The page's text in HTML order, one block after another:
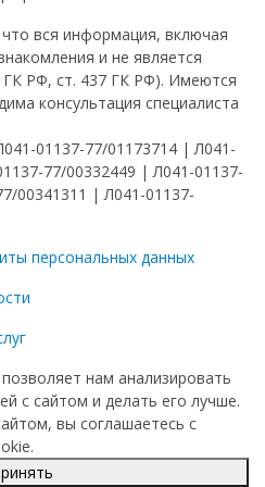
вся информация, включая
и не является
ГК РФ, ст. 437 ГК РФ). Имеются
консультация специалиста
01137-77/01173714 | Л041-
77/00332449 | Л041-01137-
00341311 | Л041-01137-
персональных данных
нам анализировать
с сайтом и делать его лучше.
вы соглашаетесь с